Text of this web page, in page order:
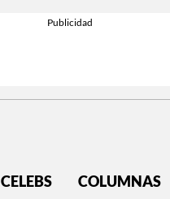
CELEBS COLUMNAS